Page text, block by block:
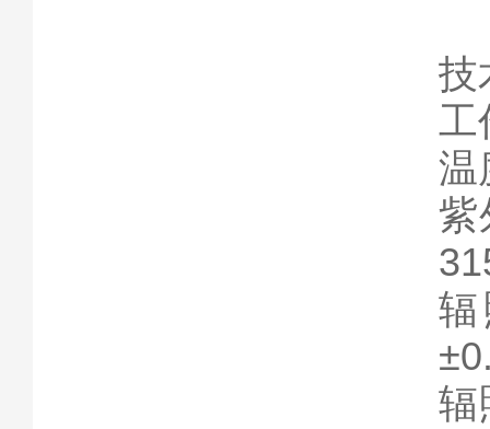
技
工
温
紫
辐